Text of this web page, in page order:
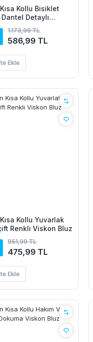
Kollu Bisiklet
Dantel Detaylı
1.173,99 TL
586,99 TL
Ekle
Kollu Yuvarlak
Renkli Viskon Bluz
951,99 TL
475,99 TL
Ekle